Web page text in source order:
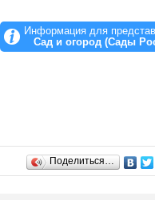
Информация для
Сад и огород (Сады
Поделиться…